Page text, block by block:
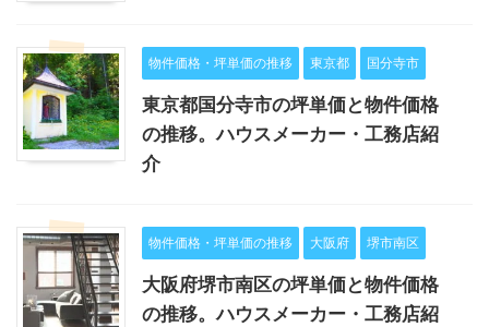
物件価格・坪単価の推移 東京都 国分寺市
東京都国分寺市の坪単価と物件価格
の推移。ハウスメーカー・工務店紹
介
物件価格・坪単価の推移 大阪府 堺市南区
大阪府堺市南区の坪単価と物件価格
の推移。ハウスメーカー・工務店紹